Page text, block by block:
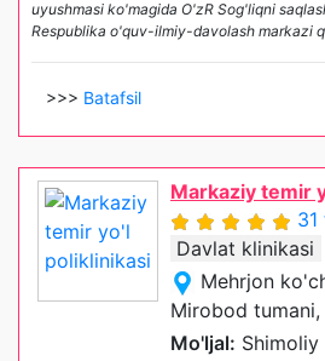
uyushmasi ko'magida O'zR Sog'liqni
Respublika o'quv-ilmiy-davolash markazi
>>> Batafsil
Markaziy temir
31
Davlat klinikasi
Mehrjon
Mirobod tumani,
Mo'ljal: